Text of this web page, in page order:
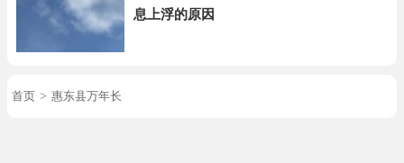
息上浮的原因
首页 > 惠东县万年长